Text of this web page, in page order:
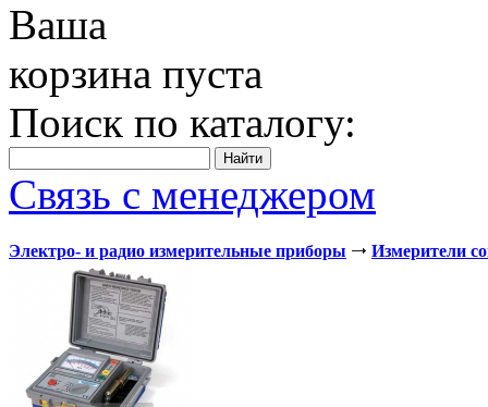
Ваша
корзина пуста
Поиск по каталогу:
Связь с менеджером
Электро- и радио измерительные приборы Измерители